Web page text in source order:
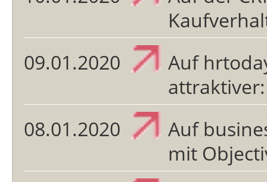
09.01.2020
Auf
08.01.2020
Auf
mit